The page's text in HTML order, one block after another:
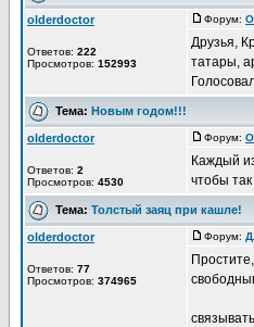
olderdoctor
Ответов: 222
Просмотров: 152993
Форум:
Друзья,
татары,
Тема: Новым годом!!!
olderdoctor
Ответов: 2
Просмотров: 4530
Форум:
Каждый
чтобы
Тема: Толстый заяц при кашле!
olderdoctor
Ответов: 77
Просмотров: 374965
Форум: